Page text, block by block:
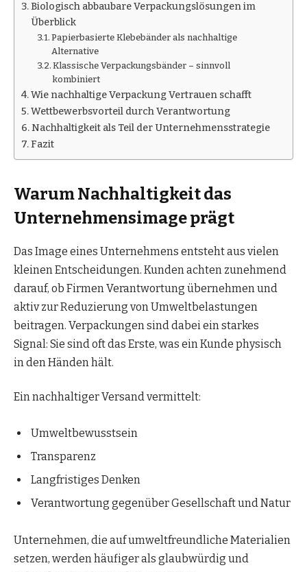
Biologisch abbaubare Verpackungslösungen im
Überblick
Papierbasierte Klebebänder als nachhaltige
Alternative
Klassische Verpackungsbänder – sinnvoll
kombiniert
Wie nachhaltige Verpackung Vertrauen schafft
Wettbewerbsvorteil durch Verantwortung
Nachhaltigkeit als Teil der Unternehmensstrategie
Fazit
Warum Nachhaltigkeit das
Unternehmensimage prägt
Das Image eines Unternehmens entsteht aus vielen
kleinen Entscheidungen. Kunden achten zunehmend
darauf, ob Firmen Verantwortung übernehmen und
aktiv zur Reduzierung von Umweltbelastungen
beitragen. Verpackungen sind dabei ein starkes
Signal: Sie sind oft das Erste, was ein Kunde physisch
in den Händen hält.
Ein nachhaltiger Versand vermittelt:
Umweltbewusstsein
Transparenz
Langfristiges Denken
Verantwortung gegenüber Gesellschaft und Natur
Unternehmen, die auf umweltfreundliche Materialien
setzen, werden häufiger als glaubwürdig und